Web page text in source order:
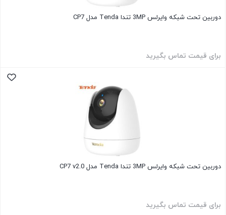
دوربین تحت شبکه وایرلس 3MP تندا Tenda مدل CP7
برای قیمت تماس بگیرید
دوربین تحت شبکه وایرلس 3MP تندا Tenda مدل CP7 v2.0
برای قیمت تماس بگیرید